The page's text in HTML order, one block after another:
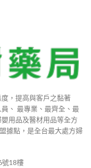
，提高與客戶之黏著
、 最專業、最齊全、最
用品及醫材用品等全方
據點，是全台最大處方婦
號18樓